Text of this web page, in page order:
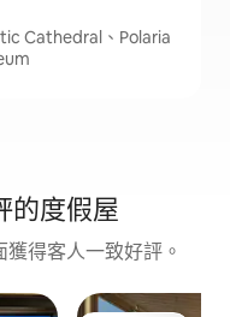
Cathedral、Polaria
的度假屋
得客人一致好評。